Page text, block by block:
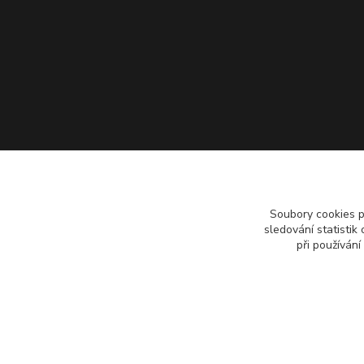
Soubory cookies
sledování statistik
při